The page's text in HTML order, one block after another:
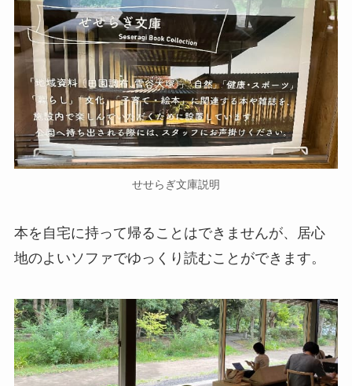
せせらぎ文庫説明
本を自宅に持って帰ることはできませんが、居心
地のよいソファでゆっくり読むことができます。